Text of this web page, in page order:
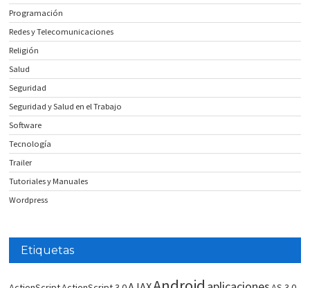
Programación
Redes y Telecomunicaciones
Religión
Salud
Seguridad
Seguridad y Salud en el Trabajo
Software
Tecnología
Trailer
Tutoriales y Manuales
Wordpress
Etiquetas